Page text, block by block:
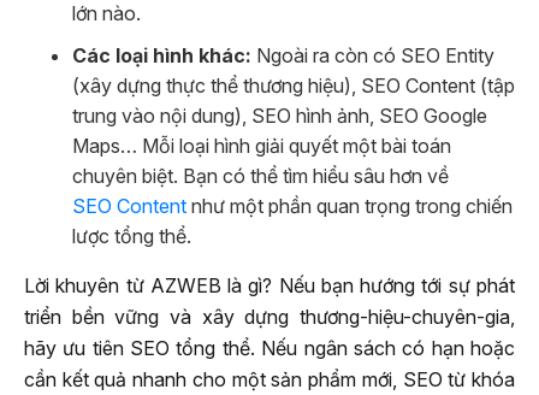
lớn nào.
Các loại hình khác: Ngoài ra còn có SEO Entity
(xây dựng thực thể thương hiệu), SEO Content (tập
trung vào nội dung), SEO hình ảnh, SEO Google
Maps… Mỗi loại hình giải quyết một bài toán
chuyên biệt. Bạn có thể tìm hiểu sâu hơn về
SEO Content như một phần quan trọng trong chiến
lược tổng thể.
Lời khuyên từ AZWEB là gì? Nếu bạn hướng tới sự phát
triển bền vững và xây dựng thương-hiệu-chuyên-gia,
hãy ưu tiên SEO tổng thể. Nếu ngân sách có hạn hoặc
cần kết quả nhanh cho một sản phẩm mới, SEO từ khóa